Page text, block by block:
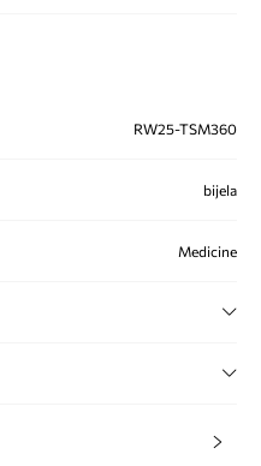
RW25-TSM360
bijela
Medicine